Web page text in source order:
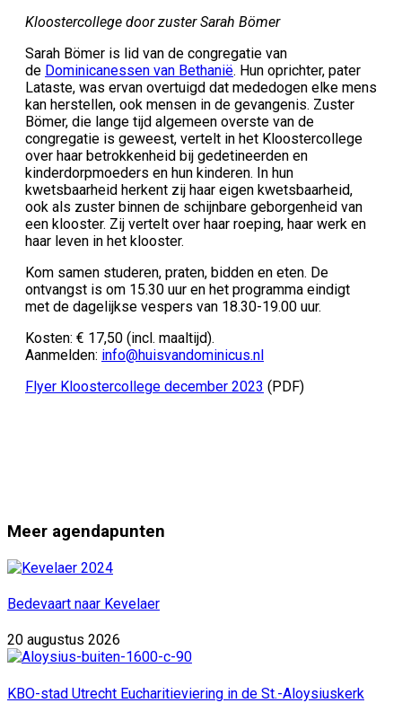
Kloostercollege door zuster Sarah Bömer
Sarah Bömer is lid van de congregatie van
de Dominicanessen van Bethanië. Hun oprichter, pater
Lataste, was ervan overtuigd dat mededogen elke mens
kan herstellen, ook mensen in de gevangenis. Zuster
Bömer, die lange tijd algemeen overste van de
congregatie is geweest, vertelt in het Kloostercollege
over haar betrokkenheid bij gedetineerden en
kinderdorpmoeders en hun kinderen. In hun
kwetsbaarheid herkent zij haar eigen kwetsbaarheid,
ook als zuster binnen de schijnbare geborgenheid van
een klooster. Zij vertelt over haar roeping, haar werk en
haar leven in het klooster.
Kom samen studeren, praten, bidden en eten. De
ontvangst is om 15.30 uur en het programma eindigt
met de dagelijkse vespers van 18.30-19.00 uur.
Kosten: € 17,50 (incl. maaltijd).
Aanmelden: info@huisvandominicus.nl
Flyer Kloostercollege december 2023 (PDF)
Meer agendapunten
Bedevaart naar Kevelaer
20 augustus 2026
KBO-stad Utrecht Eucharitieviering in de St.-Aloysiuskerk